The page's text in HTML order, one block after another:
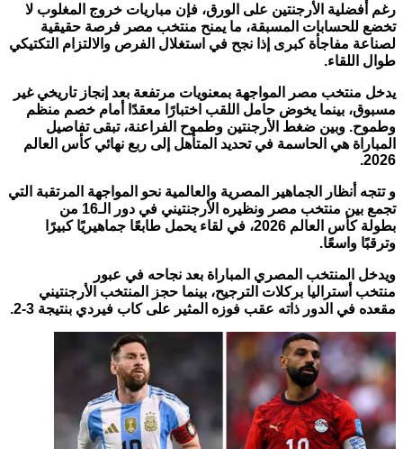
رغم أفضلية الأرجنتين على الورق، فإن مباريات خروج المغلوب لا
تخضع للحسابات المسبقة، ما يمنح منتخب مصر فرصة حقيقية
لصناعة مفاجأة كبرى إذا نجح في استغلال الفرص والالتزام التكتيكي
طوال اللقاء.
يدخل منتخب مصر المواجهة بمعنويات مرتفعة بعد إنجاز تاريخي غير
مسبوق، بينما يخوض حامل اللقب اختبارًا معقدًا أمام خصم منظم
وطموح. وبين ضغط الأرجنتين وطموح الفراعنة، تبقى تفاصيل
المباراة هي الحاسمة في تحديد المتأهل إلى ربع نهائي كأس العالم
2026.
و تتجه أنظار الجماهير المصرية والعالمية نحو المواجهة المرتقبة التي
تجمع بين منتخب مصر ونظيره الأرجنتيني في دور الـ16 من
بطولة كأس العالم 2026، في لقاء يحمل طابعًا جماهيريًا كبيرًا
وترقبًا واسعًا.
ويدخل المنتخب المصري المباراة بعد نجاحه في عبور
منتخب أستراليا بركلات الترجيح، بينما حجز المنتخب الأرجنتيني
مقعده في الدور ذاته عقب فوزه المثير على كاب فيردي بنتيجة 3-2.